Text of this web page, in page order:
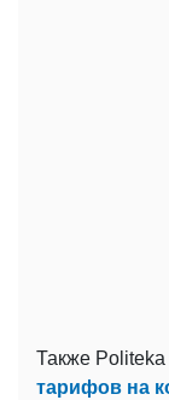
Также
тарифов на